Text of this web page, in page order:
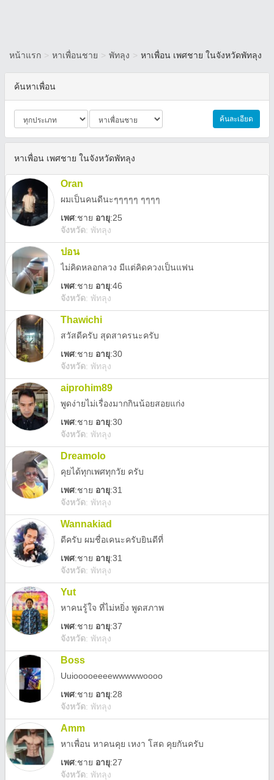
หน้าแรก > หาเพื่อนชาย > พัทลุง > หาเพื่อน เพศชาย ในจังหวัดพัทลุง
ค้นหาเพื่อน
ค้นละเอียด
หาเพื่อน เพศชาย ในจังหวัดพัทลุง
Oran
ผมเป็นคนดีนะๆๆๆๆๆ ๆๆๆๆ
เพศ:ชาย อายุ:25
จังหวัด: พัทลุง
ปอน
ไม่คิดหลอกลวง มีแต่คิดควงเป็นแฟน
เพศ:ชาย อายุ:46
จังหวัด: พัทลุง
Thawichi
สวัสดีครับ สุดสาครนะครับ
เพศ:ชาย อายุ:30
จังหวัด: พัทลุง
aiprohim89
พูดง่ายไม่เรื่องมากกินน้อยสอยแก่ง
เพศ:ชาย อายุ:30
จังหวัด: พัทลุง
Dreamolo
คุยได้ทุกเพศทุกวัย ครับ
เพศ:ชาย อายุ:31
จังหวัด: พัทลุง
Wannakiad
ดีครับ ผมชื่อเคนะครับยินดีที่
เพศ:ชาย อายุ:31
จังหวัด: พัทลุง
Yut
หาคนรู้ใจ ที่ไม่หยิ่ง พูดสภาพ
เพศ:ชาย อายุ:37
จังหวัด: พัทลุง
Boss
Uuiooooeeeewwwwwoooo
เพศ:ชาย อายุ:28
จังหวัด: พัทลุง
Amm
หาเพื่อน หาคนคุย เหงา โสด คุยกันครับ
เพศ:ชาย อายุ:27
จังหวัด: พัทลุง